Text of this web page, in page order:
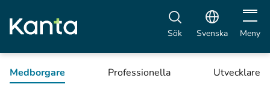
Sök Svenska Öppna
Meny
Medborgare Professionella Utvecklare